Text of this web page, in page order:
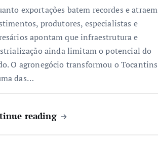
exportações batem recordes e atraem
produtores, especialistas e
apontam que infraestrutura e
ainda limitam o potencial do
O agronegócio transformou o Tocantins
das…
reading